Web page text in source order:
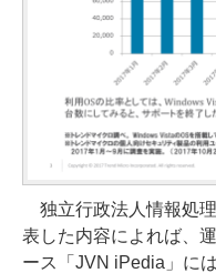
独立行政法人情報処
表した内容によれば、
ース「JVN iPedia」に